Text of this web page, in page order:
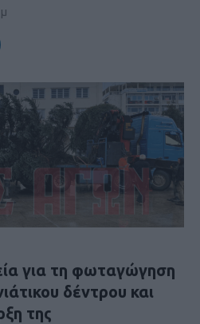
για τη φωταγώγηση
δέντρου και
της